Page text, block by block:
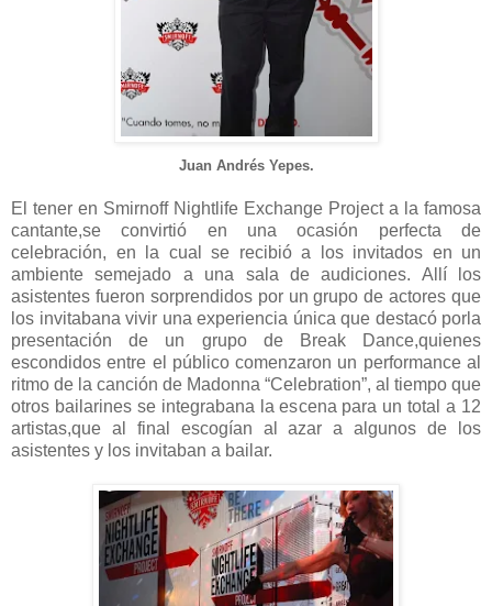
Juan Andrés Yepes.
El tener en Smirnoff Nightlife Exchange Project a la famosa
cantante,se convirtió en una ocasión perfecta de
celebración, en la cual se recibió a los invitados en un
ambiente semejado a una sala de audiciones. Allí los
asistentes fueron sorprendidos por un grupo de actores que
los invitabana vivir una experiencia única que destacó porla
presentación de un grupo de Break Dance,quienes
escondidos entre el público comenzaron un performance al
ritmo de la canción de Madonna “Celebration”, al tiempo que
otros bailarines se integrabana la escena para un total a 12
artistas,que al final escogían al azar a algunos de los
asistentes y los invitaban a bailar.